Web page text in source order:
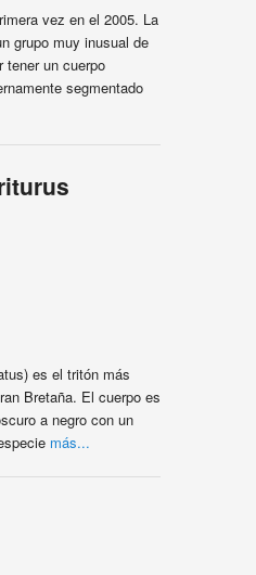
vez en el 2005. La
grupo muy inusual de
tener un cuerpo
segmentado
es el tritón más
Bretaña. El cuerpo es
a negro con un
más...